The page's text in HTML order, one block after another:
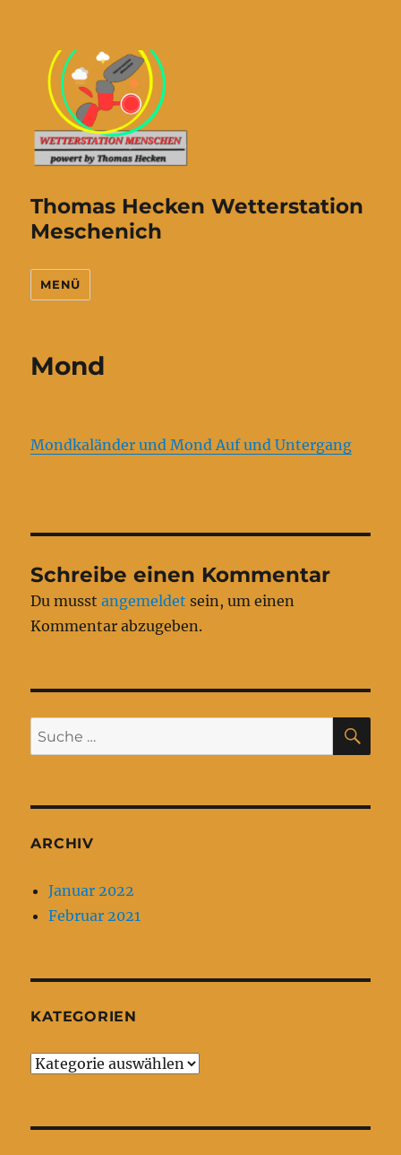
Thomas Hecken Wetterstation
Meschenich
MENÜ
Mond
Mondkaländer und Mond Auf und Untergang
Schreibe einen Kommentar
Du musstangemeldet sein, um einen
Kommentar abzugeben.
Suche
nach:
ARCHIV
Januar 2022
Februar 2021
KATEGORIEN
Kategorien